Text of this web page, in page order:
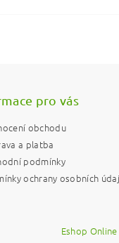
pro vás
obchodu
a platba
podmínky
ochrany osobních
Eshop